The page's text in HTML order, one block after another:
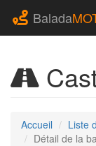
Balada
Accueil Liste
Détail de la